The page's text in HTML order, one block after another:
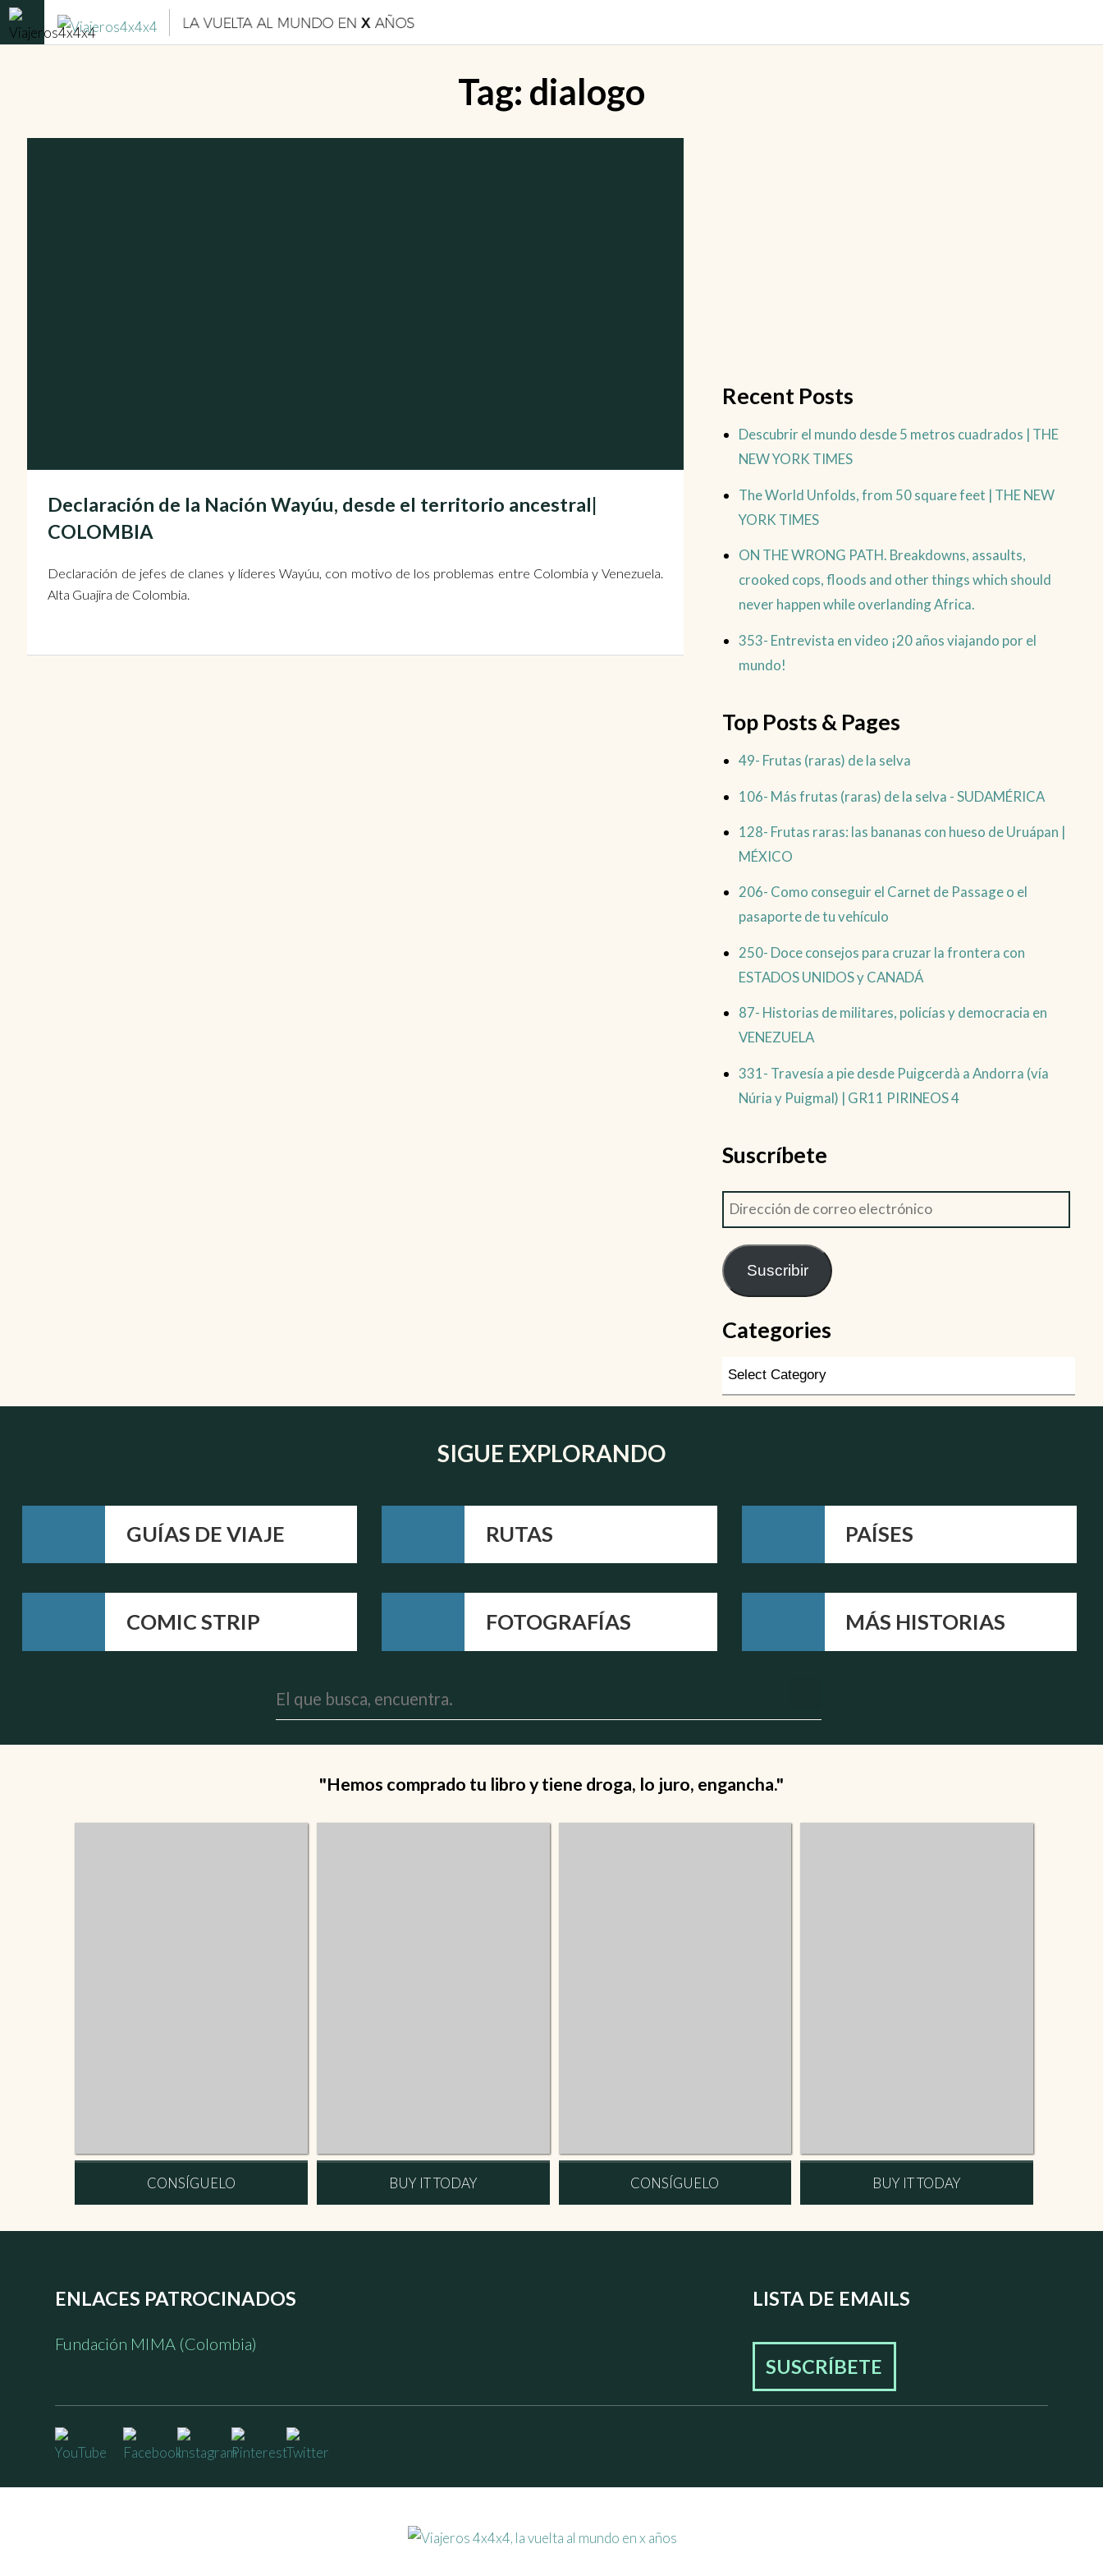
Tag: dialogo
Declaración de la Nación Wayúu, desde el territorio ancestral|
COLOMBIA
Declaración de jefes de clanes y líderes Wayúu, con motivo de los problemas entre Colombia y Venezuela.
Alta Guajira de Colombia.
Recent Posts
Descubrir el mundo desde 5 metros cuadrados | THE
NEW YORK TIMES
The World Unfolds, from 50 square feet | THE NEW
YORK TIMES
ON THE WRONG PATH. Breakdowns, assaults,
crooked cops, floods and other things which should
never happen while overlanding Africa.
353- Entrevista en video ¡20 años viajando por el
mundo!
Top Posts & Pages
49- Frutas (raras) de la selva
106- Más frutas (raras) de la selva - SUDAMÉRICA
128- Frutas raras: las bananas con hueso de Uruápan |
MÉXICO
206- Como conseguir el Carnet de Passage o el
pasaporte de tu vehículo
250- Doce consejos para cruzar la frontera con
ESTADOS UNIDOS y CANADÁ
87- Historias de militares, policías y democracia en
VENEZUELA
331- Travesía a pie desde Puigcerdà a Andorra (vía
Núria y Puigmal) | GR11 PIRINEOS 4
Suscríbete
Suscribir
Categories
SIGUE EXPLORANDO
GUÍAS DE VIAJE RUTAS PAÍSES
COMIC STRIP FOTOGRAFÍAS MÁS HISTORIAS
"Hemos comprado tu libro y tiene droga, lo juro, engancha."
CONSÍGUELO BUY IT TODAY CONSÍGUELO BUY IT TODAY
ENLACES PATROCINADOS
Fundación MIMA (Colombia)
LISTA DE EMAILS
SUSCRÍBETE